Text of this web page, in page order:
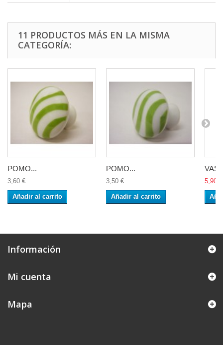
11 PRODUCTOS MÁS EN LA MISMA
CATEGORÍA:
POMO...
3,60 €
Añadir al carrito
POMO...
3,50 €
Añadir al carrito
5,90 €
Información
Mi cuenta
Mapa